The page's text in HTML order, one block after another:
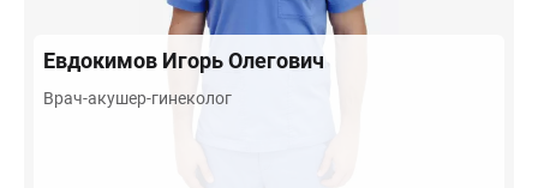
Евдокимов Игорь Олегович
Врач-акушер-гинеколог